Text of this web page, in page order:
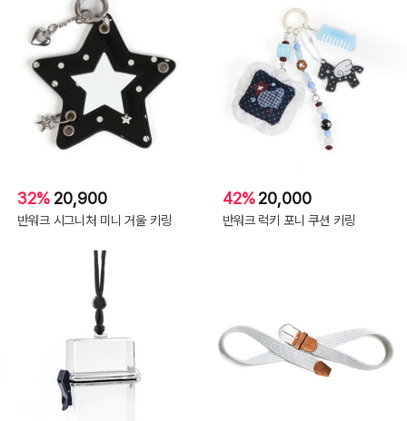
32% 20,900
반워크 시그니처 미니 거울 키링
42%20,000
반워크 럭키 포니 쿠션 키링